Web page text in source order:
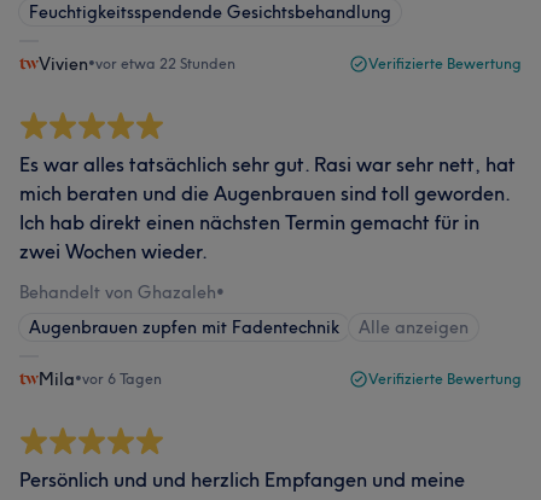
Feuchtigkeitsspendende Gesichtsbehandlung
Vivien•vor etwa 22 Stunden Verifizierte Bewertung
Es war alles tatsächlich sehr gut. Rasi war sehr nett, hat
mich beraten und die Augenbrauen sind toll geworden.
Ich hab direkt einen nächsten Termin gemacht für in
zwei Wochen wieder.
Behandelt von Ghazaleh•
Augenbrauen zupfen mit Fadentechnik
Alle anzeigen
Mila•vor 6 Tagen Verifizierte Bewertung
Persönlich und und herzlich Empfangen und meine